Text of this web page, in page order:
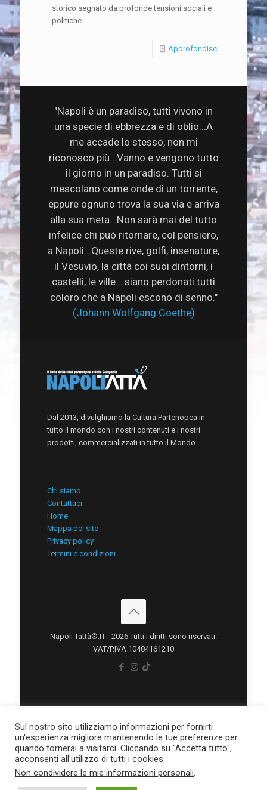
storico segnato da profonde tensioni sociali e
politiche.
Approfondisci
"Napoli è un paradiso, tutti vivono in
una specie di ebbrezza e di oblio...A
me accade lo stesso, non mi
riconosco più...Vanno e vengono tutto
il giorno in un paradiso. Tutti si
mescolano come onde di un torrente,
eppure ognuno trova la sua via e arriva
alla sua meta...Non sarà mai del tutto
infelice chi può ritornare, col pensiero,
a Napoli...Queste rive, golfi, insenature,
il Vesuvio, la città coi suoi dintorni, i
castelli, le ville… siano perdonati tutti
coloro che a Napoli escono di senno."
(Johann Wolfgang Goethe)
Dal 2013, divulghiamo la Cultura Partenopea in
tutto il mondo con i nostri contenuti e i nostri
prodotti, commercializzati in tutto il Mondo.
Chi siamo
Contattaci
Home
Mappa del sito
Privacy policy
Termini e condizioni
Napoli Tattà®.IT - 2026 Tutti i diritti sono riservati.
VAT/P.IVA 10484161210
Sul nostro sito utilizziamo informazioni per fornirti
un'esperienza migliore mantenendo le tue preferenze per
quando tornerai a visitarci. Cliccando su "Accetta tutto",
acconsenti all'utilizzo di tutti i cookies.
Non condividere le mie informazioni personali.